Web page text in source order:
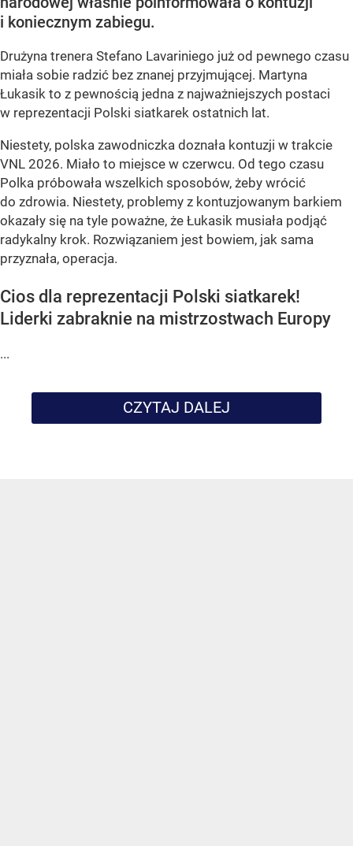
i koniecznym zabiegu.
Drużyna trenera Stefano Lavariniego już od pewnego czasu
miała sobie radzić bez znanej przyjmującej. Martyna
Łukasik to z pewnością jedna z najważniejszych postaci
w reprezentacji Polski siatkarek ostatnich lat.
Niestety, polska zawodniczka doznała kontuzji w trakcie
VNL 2026. Miało to miejsce w czerwcu. Od tego czasu
Polka próbowała wszelkich sposobów, żeby wrócić
do zdrowia. Niestety, problemy z kontuzjowanym barkiem
okazały się na tyle poważne, że Łukasik musiała podjąć
radykalny krok. Rozwiązaniem jest bowiem, jak sama
przyznała, operacja.
Cios dla reprezentacji Polski siatkarek!
Liderki zabraknie na mistrzostwach Europy
...
CZYTAJ DALEJ